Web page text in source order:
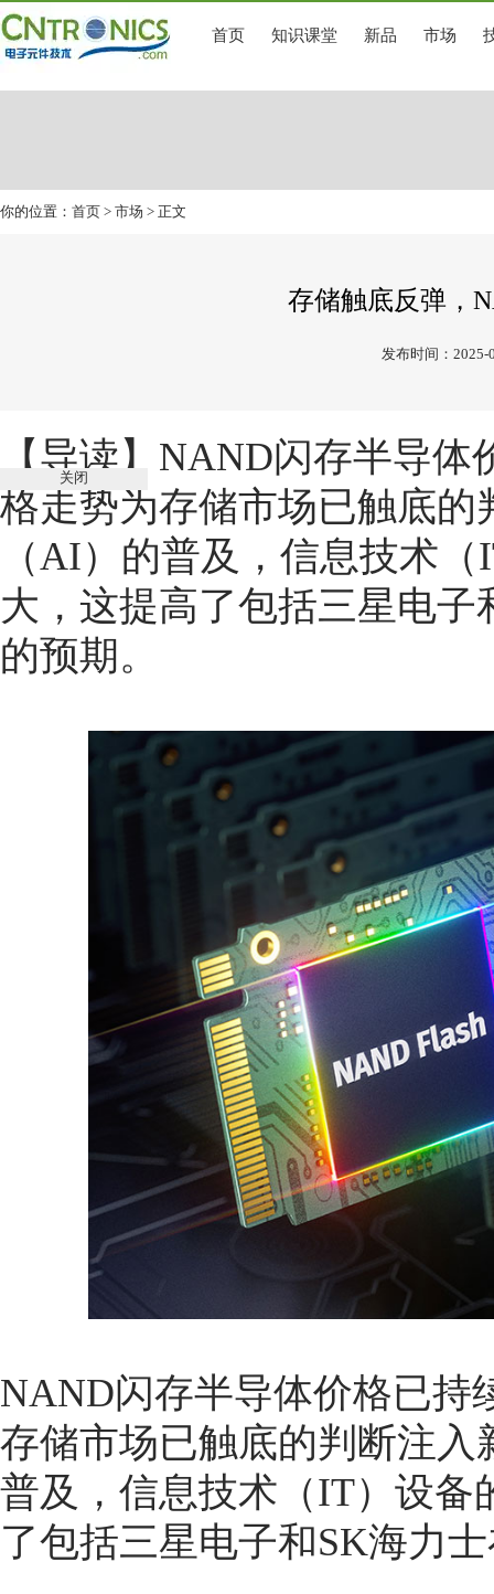
首页 知识课堂 新品 市场
你的位置： 首页 > 市场 > 正文
存储触底反弹，
发布时间：2025-
【导读】 NAND闪存半导体
格走势为存储市场已触底
（AI）的普及，信息技术
大，这提高了包括三星电
的预期。
NAND闪存半导体价格已持
存储市场已触底的判断注
普及，信息技术（IT）设备
了包括三星电子和SK海力
关闭